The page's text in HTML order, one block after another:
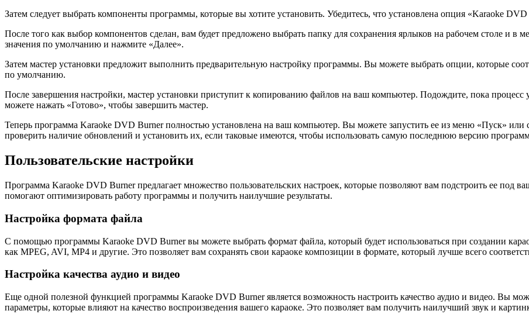
Затем следует выбрать компоненты программы, которые вы хотите установить. Убедитесь, что установлена опция «Karaoke
После того как выбор компонентов сделан, вам будет предложено выбрать папку для сохранения ярлыков на рабочем столе и
значения по умолчанию и нажмите «Далее».
Затем мастер установки предложит выполнить предварительную настройку программы. Вы можете выбрать опции, которые
по умолчанию.
После завершения настройки, мастер установки приступит к копированию файлов на ваш компьютер. Подождите, пока процесс
можете нажать «Готово», чтобы завершить мастер.
Теперь программа Karaoke DVD Burner полностью установлена на ваш компьютер. Вы можете запустить ее из меню «Пуск» или
проверить наличие обновлений и установить их, если таковые имеются, чтобы использовать самую последнюю версию
Пользовательские настройки
Программа Karaoke DVD Burner предлагает множество пользовательских настроек, которые позволяют вам подстроить ее под
помогают оптимизировать работу программы и получить наилучшие результаты.
Настройка формата файла
С помощью программы Karaoke DVD Burner вы можете выбрать формат файла, который будет использоваться при создании
как MPEG, AVI, MP4 и другие. Это позволяет вам сохранять свои караоке композиции в формате, который лучше всего
Настройка качества аудио и видео
Еще одной полезной функцией программы Karaoke DVD Burner является возможность настроить качество аудио и видео. Вы
параметры, которые влияют на качество воспроизведения вашего караоке. Это позволяет вам получить наилучший звук и